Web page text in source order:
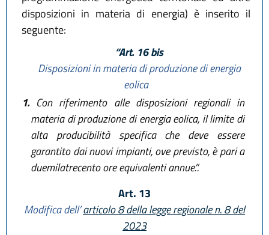
disposizioni in materia di energia) è inserito il
seguente:
“Art. 16 bis
Disposizioni in materia di produzione di energia
eolica
1.Con riferimento alle disposizioni regionali in
materia di produzione di energia eolica, il limite di
alta producibilità specifica che deve essere
garantito dai nuovi impianti, ove previsto, è pari a
duemilatrecento ore equivalenti annue.”.
Art. 13
Modifica dell’articolo 8 della legge regionale n. 8 del
2023